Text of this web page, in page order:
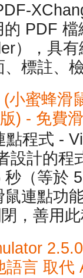
PDF
），具
標註、
小蜜蜂滑
) - 免費
點程式 -
設計的程
（等於
連點功
，善用
語言 取代